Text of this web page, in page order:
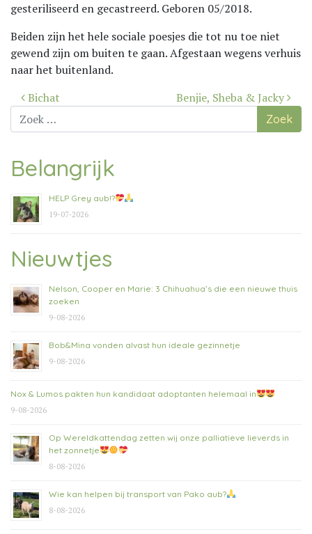
gesteriliseerd en gecastreerd. Geboren 05/2018.
Beiden zijn het hele sociale poesjes die tot nu toe niet
gewend zijn om buiten te gaan. Afgestaan wegens verhuis
naar het buitenland.
Bericht
navigatie
Bichat
Benjie, Sheba & Jacky
Zoek
naar:
Belangrijk
HELP Grey aub!?
19-07-2026
Nieuwtjes
Nelson, Cooper en Marie: 3 Chihuahua’s die een nieuwe thuis
zoeken
9-08-2026
Bob&Mina vonden alvast hun ideale gezinnetje
9-08-2026
Nox & Lumos pakten hun kandidaat adoptanten helemaal in
9-08-2026
Op Wereldkattendag zetten wij onze palliatieve lieverds in
het zonnetje
8-08-2026
Wie kan helpen bij transport van Pako aub?
8-08-2026